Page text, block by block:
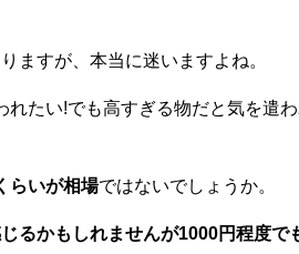
ますが、本当に迷いますよね。
たい!でも高すぎる物だと気を遣
らいが相場ではないでしょうか。
るかもしれませんが1000円程度で